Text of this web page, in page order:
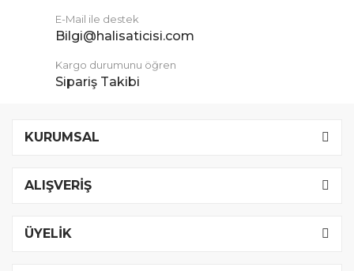
E-Mail ile destek
Bilgi@halisaticisi.com
Kargo durumunu öğren
Sipariş Takibi
KURUMSAL
ALIŞVERİŞ
ÜYELİK